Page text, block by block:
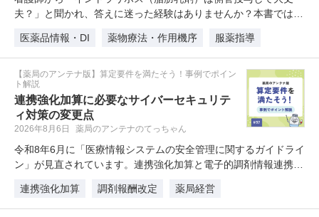
夫？」と聞かれ、答えに迷った経験はありませんか？本書では、
医薬品情報・DI
薬物療法・作用機序 服薬指導
【薬局のアンテナ版】算定要件を満たそう！事例でポイン
ト解説
連携強化加算に必要なサイバーセキュリテ
ィ対策の変更点
2026年8月6日 薬局のアンテナのてっちゃん
令和8年6月に「医療情報システムの安全管理に関するガイドライ
ン」が見直されています。連携強化加算と電子的調剤情報連携体
連携強化加算
調剤報酬改定 薬局経営